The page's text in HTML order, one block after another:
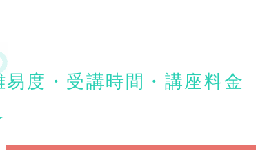
度・受講時間・講座料金